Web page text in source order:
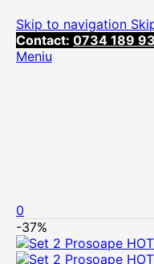
Skip to navigation
Contact: 0734 189
Meniu
0
-37%